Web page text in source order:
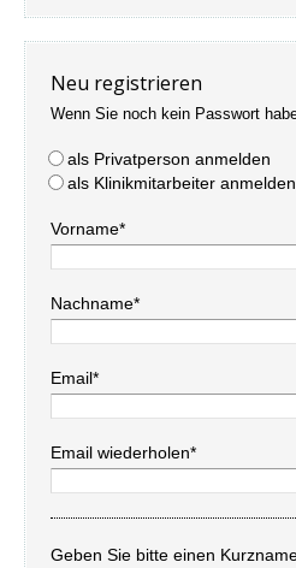
Neu registrieren
Wenn Sie noch kein Passwort
als Privatperson anmelden
als Klinikmitarbeiter anmelden
Vorname*
Nachname*
Email*
Email wiederholen*
Geben Sie bitte einen